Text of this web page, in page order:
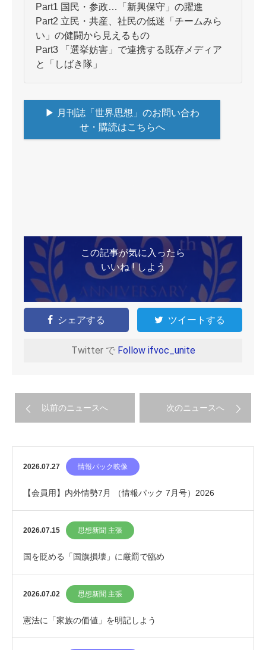
Part1 国民・参政…「新興保守」の躍進
Part2 立民・共産、社民の低迷「チームみら
い」の健闘から見えるもの
Part3 「選挙妨害」で連携する既存メディア
と「しばき隊」
▶ 月刊誌「世界思想」のお問い合わ
せ・購読はこちらへ
この記事が気に入ったら
いいね ! しよう
シェアする ツイートする
Twitter で Follow ifvoc_unite
以前のニュースへ 次のニュースへ
2026.07.27 情報パック映像
【会員用】内外情勢7月 （情報パック 7月号）2026
2026.07.15 思想新聞 主張
国を貶める「国旗損壊」に厳罰で臨め
2026.07.02 思想新聞 主張
憲法に「家族の価値」を明記しよう